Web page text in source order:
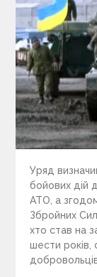
Уряд
бойових дій
АТО, а
Збройних
хто став на
шести років,